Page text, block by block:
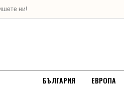
ни!
БЪЛГАРИЯ ЕВРОПА